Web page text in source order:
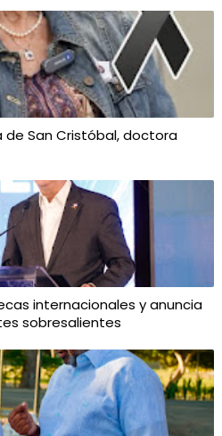
de San Cristóbal, doctora
internacionales y anuncia
sobresalientes